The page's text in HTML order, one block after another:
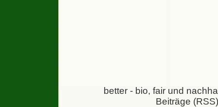
better - bio, fair und
Beiträge (RSS)